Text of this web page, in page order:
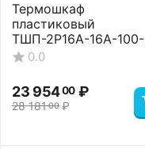
Термошкаф
пластиковый
ТШП-2P16A-16A-100-
504024 Basic
0.0
28 18100 ₽
23 95400 ₽